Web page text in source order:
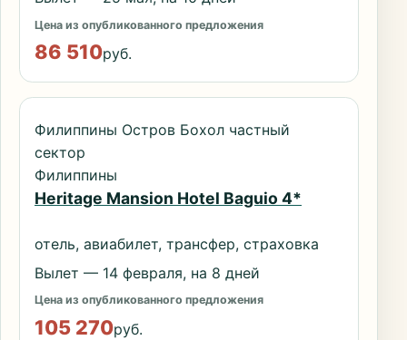
Цена из опубликованного предложения
86 510руб.
Филиппины Остров Бохол частный
сектор
Филиппины
Heritage Mansion Hotel Baguio 4*
отель, авиабилет, трансфер, страховка
Вылет — 14 февраля, на 8 дней
Цена из опубликованного предложения
105 270руб.